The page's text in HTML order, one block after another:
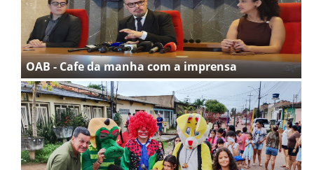
OAB - Cafe da manha com a imprensa